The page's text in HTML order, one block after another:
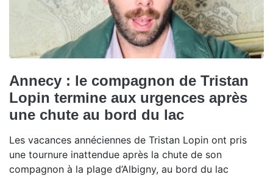
Annecy : le compagnon de Tristan
Lopin termine aux urgences après
une chute au bord du lac
Les vacances annéciennes de Tristan Lopin ont pris
une tournure inattendue après la chute de son
compagnon à la plage d’Albigny, au bord du lac